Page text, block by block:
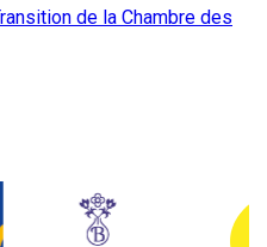
de la Chambre des